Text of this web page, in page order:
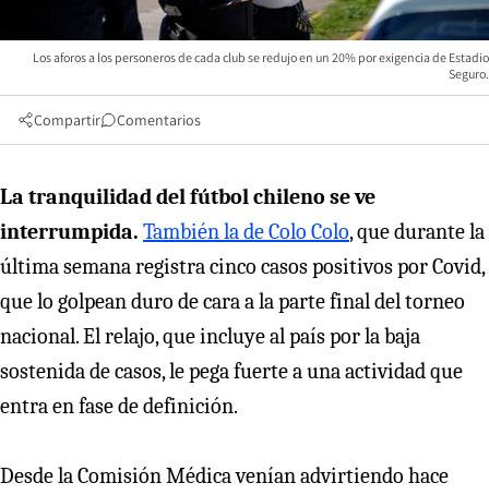
Los aforos a los personeros de cada club se redujo en un 20% por exigencia de Estadio
Seguro.
Compartir Comentarios
La tranquilidad del fútbol chileno se ve
interrumpida. También la de Colo Colo, que durante la
última semana registra cinco casos positivos por Covid,
que lo golpean duro de cara a la parte final del torneo
nacional. El relajo, que incluye al país por la baja
sostenida de casos, le pega fuerte a una actividad que
entra en fase de definición.
Desde la Comisión Médica venían advirtiendo hace